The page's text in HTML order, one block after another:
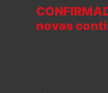
novas